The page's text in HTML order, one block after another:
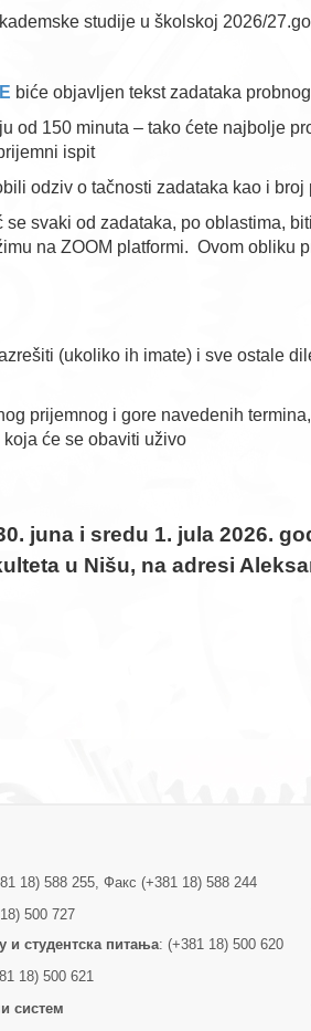
studije u školskoj 2026/
biće objavljen tekst zadataka
od 150 minuta – tako ćete najbolje
ispit
odziv o tačnosti zadataka kao i
svaki od zadataka, po oblastima,
na ZOOM platformi. Ovom obliku
(ukoliko ih imate) i sve ostale
prijemnog i gore navedenih
će se obaviti uživo
juna i sredu 1. jula 2026.
u Nišu, na adresi
18) 588 255, Факс (+381 18) 588 244
500 727
и студентска питања: (+381 18) 500 620
18) 500 621
систем